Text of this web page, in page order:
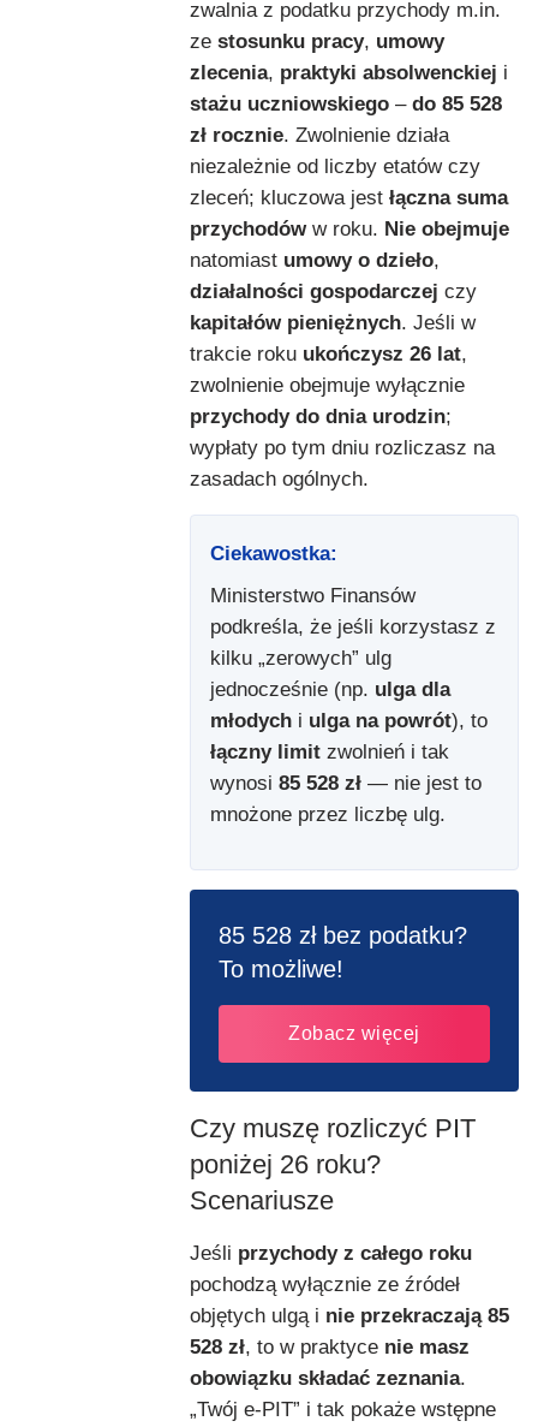
zwalnia z podatku przychody m.in.
ze stosunku pracy, umowy
zlecenia, praktyki absolwenckiej i
stażu uczniowskiego – do 85 528
zł rocznie. Zwolnienie działa
niezależnie od liczby etatów czy
zleceń; kluczowa jest łączna suma
przychodóww roku. Nie obejmuje
natomiast umowy o dzieło,
działalności gospodarczej czy
kapitałów pieniężnych. Jeśli w
trakcie roku ukończysz 26 lat,
zwolnienie obejmuje wyłącznie
przychody do dnia urodzin;
wypłaty po tym dniu rozliczasz na
zasadach ogólnych.
Ciekawostka:
Ministerstwo Finansów
podkreśla, że jeśli korzystasz z
kilku „zerowych” ulg
jednocześnie (np. ulga dla
młodych i ulga na powrót), to
łączny limit zwolnień i tak
wynosi 85 528 zł — nie jest to
mnożone przez liczbę ulg.
85 528 zł bez podatku?
To możliwe!
Zobacz więcej
Czy muszę rozliczyć PIT
poniżej 26 roku?
Scenariusze
Jeśli przychody z całego roku
pochodzą wyłącznie ze źródeł
objętych ulgą i nie przekraczają 85
528 zł, to w praktyce nie masz
obowiązku składać zeznania.
„Twój e-PIT” i tak pokaże wstępne